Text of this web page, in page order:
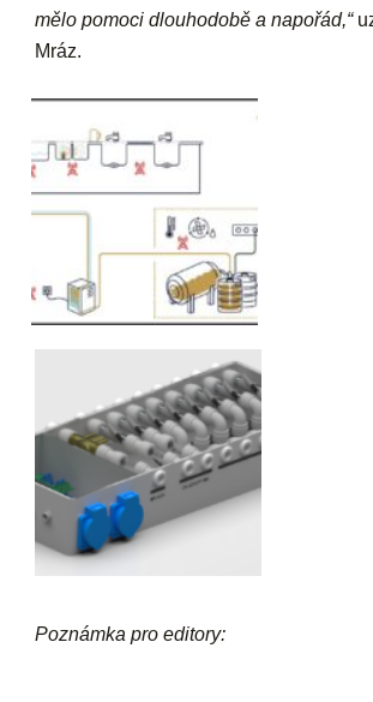
mělo pomoci dlouhodobě a napořád,“
Mráz.
Poznámka pro editory: